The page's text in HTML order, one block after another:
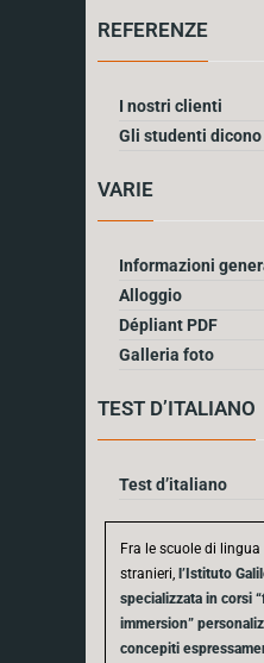
REFERENZE
I nostri clienti
Gli studenti
VARIE
Informazioni
Alloggio
Dépliant PDF
Galleria foto
TEST D’ITALIANO
Test d’italiano
Fra le scuole di
stranieri, l’Istituto
specializzata in corsi
immersion”
concepiti